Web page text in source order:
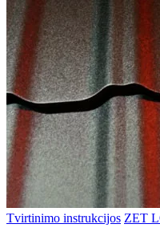
Tvirtinimo instrukcijos ZET